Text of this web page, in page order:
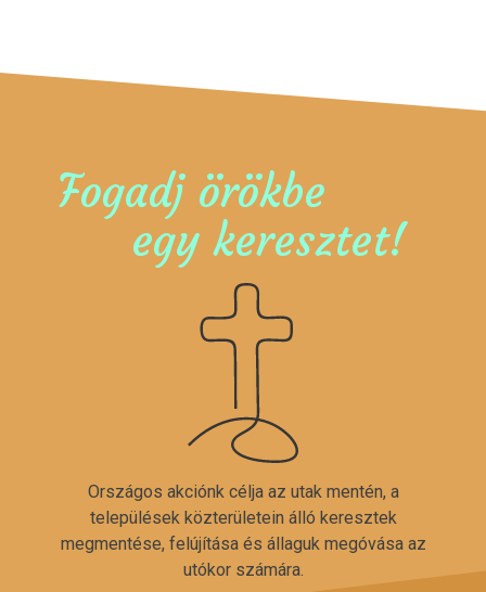
Fogadj örökbe
egy keresztet!
Országos akciónk célja az utak mentén, a
települések közterületein álló keresztek
megmentése, felújítása és állaguk megóvása az
utókor számára.